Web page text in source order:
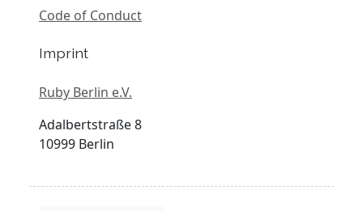
Code of Conduct
Imprint
Ruby Berlin e.V.
Adalbertstraße 8
10999 Berlin